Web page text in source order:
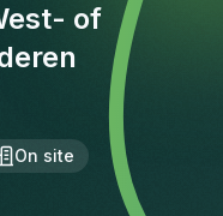
of
On site